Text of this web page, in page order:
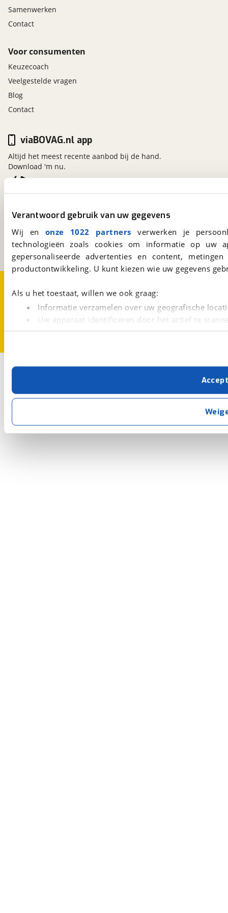
Verantwoord gebruik van uw gegevens
Wij en onze 1022 partners verwerken je
technologieën zoals cookies om informatie op
gepersonaliseerde advertenties en content,
productontwikkeling. U kunt kiezen wie uw gegevens
Als u het toestaat, willen we ook graag:
Informatie verzamelen over uw geografische
Uw apparaat identificeren door het actief te
Lees meer over hoe uw persoonlijke gegevens worden
Met cookies en vergelijkbare technieken zorgen we
cookies zorgen ervoor dat de website goed werkt.
verbeteren. We tonen je graag relevante advertenties
buiten onze website volgt – uiteraard op
. Als je weigert, plaatsen we alleen
kun je later altijd aanpassen via devoorkeurenpagina.
voorbehoud. Neem voor actuele informatie en
voorwaarden contact op met onze
Prijs
Omschrijving:
BOVAG garantie (12 maanden); BOVAG 40-
Puntencheck
Samenwerken
Contact
Voor consumenten
Keuzecoach
Veelgestelde vragen
Blog
Contact
Kosterijland15
Bunnik
Een initiatief van
BOVAG
viaBOVAG.nl app
Altijd het meest recente aanbod bij de hand.
Download 'm nu.
CookievoorkeurenVacatures